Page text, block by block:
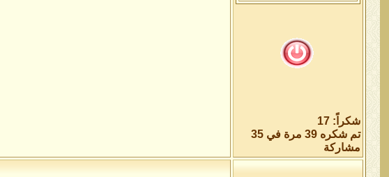
شكراً: 17
تم شكره 39 مرة في 35
مشاركة